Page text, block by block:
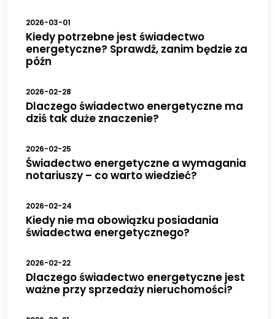
2026-03-01
Kiedy potrzebne jest świadectwo
energetyczne? Sprawdź, zanim będzie za
późn
2026-02-28
Dlaczego świadectwo energetyczne ma
dziś tak duże znaczenie?
2026-02-25
Świadectwo energetyczne a wymagania
notariuszy – co warto wiedzieć?
2026-02-24
Kiedy nie ma obowiązku posiadania
świadectwa energetycznego?
2026-02-22
Dlaczego świadectwo energetyczne jest
ważne przy sprzedaży nieruchomości?